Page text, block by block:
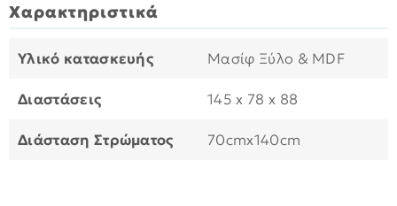
Χαρακτηριστικά
Υλικό κατασκευής Μασίφ Ξύλο & MDF
Διαστάσεις 145 x 78 x 88
Διάσταση Στρώματος 70cmx140cm